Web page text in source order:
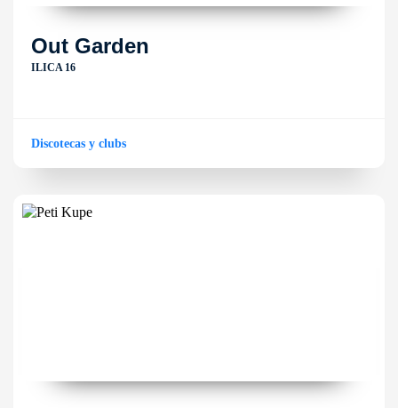
Out Garden
ILICA 16
Discotecas y clubs